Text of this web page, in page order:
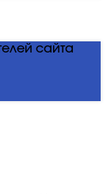
сайта